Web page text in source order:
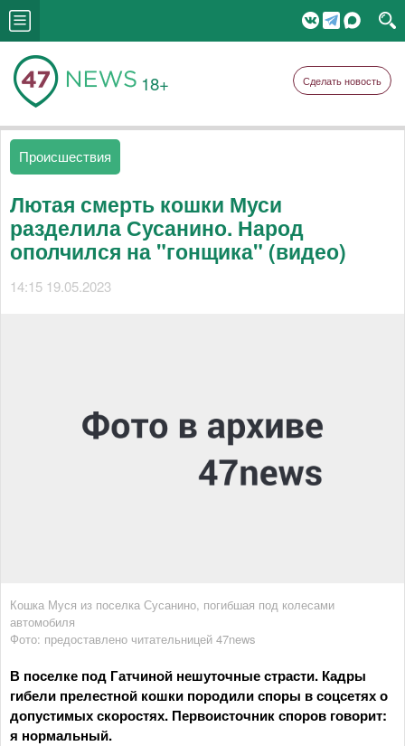
18+ Сделать новость
Происшествия
Лютая смерть кошки Муси
разделила Сусанино. Народ
ополчился на "гонщика" (видео)
14:15 19.05.2023
Кошка Муся из поселка Сусанино, погибшая под колесами
автомобиля
Фото: предоставлено читательницей 47news
В поселке под Гатчиной нешуточные страсти. Кадры
гибели прелестной кошки породили споры в соцсетях о
допустимых скоростях. Первоисточник споров говорит:
я нормальный.